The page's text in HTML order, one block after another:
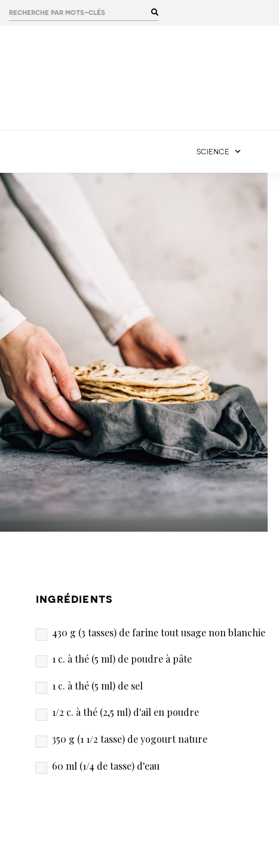
rechercher :
science
ingrédients
430 g (3 tasses) de farine tout usage non blanchie
1 c. à thé (5 ml) de poudre à pâte
1 c. à thé (5 ml) de sel
1/2 c. à thé (2,5 ml) d'ail en poudre
350 g (1 1/2 tasse) de yogourt nature
60 ml (1/4 de tasse) d'eau